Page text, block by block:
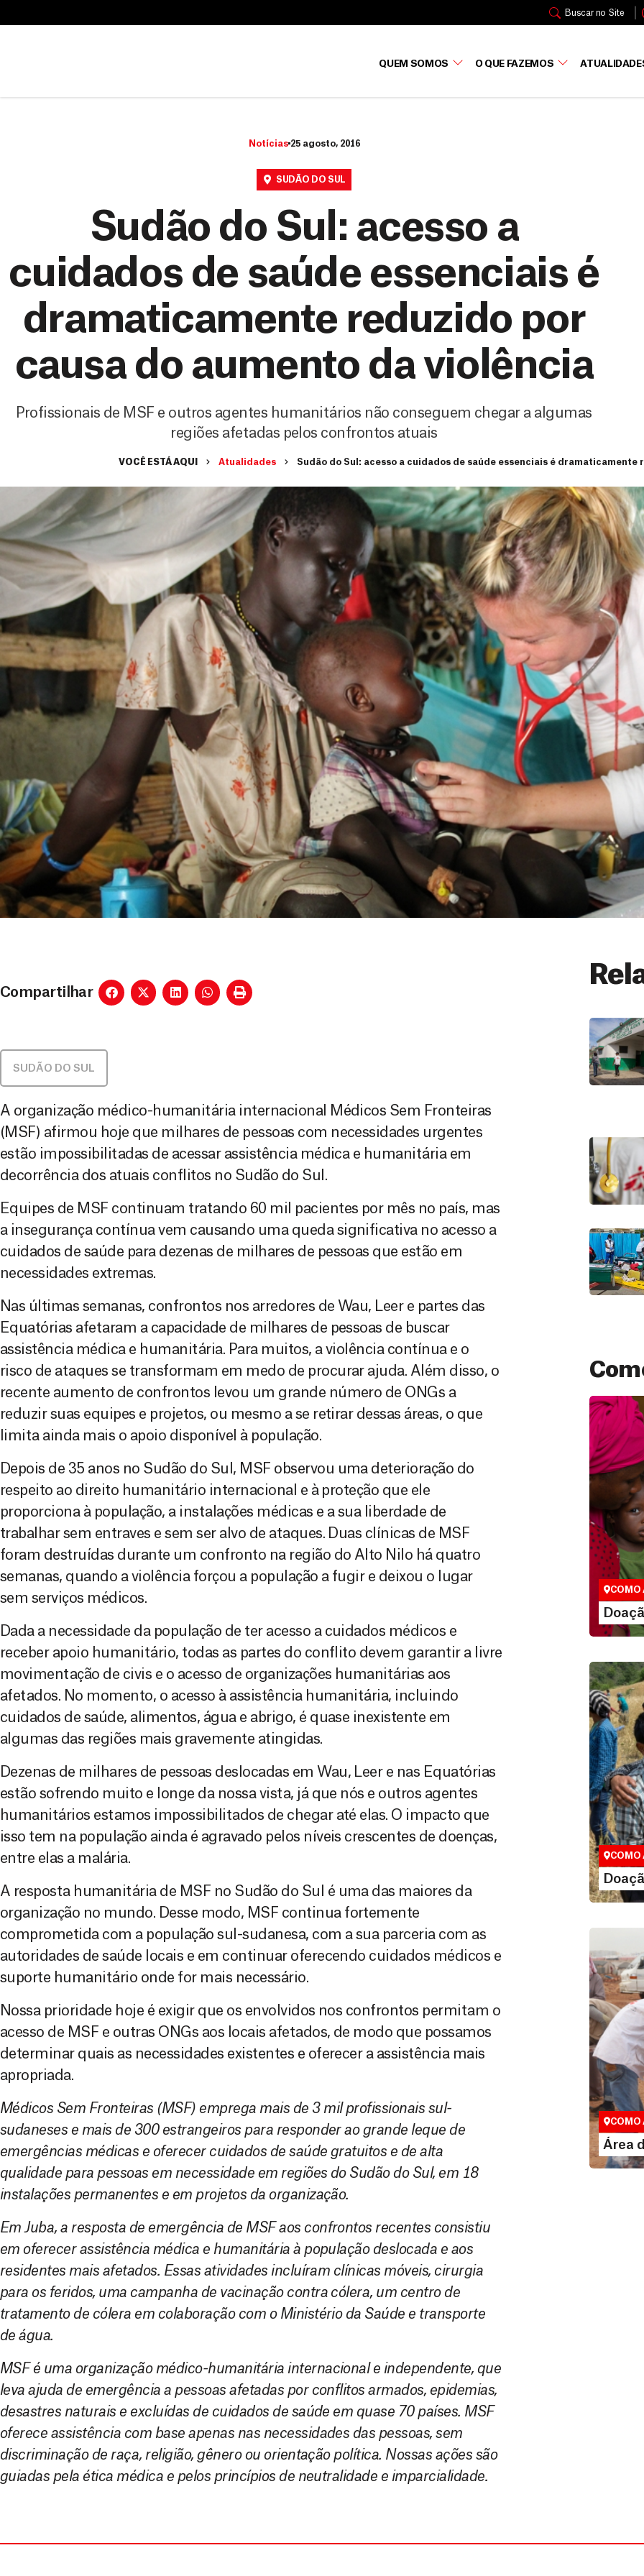
Buscar no Site
QUEM SOMOS O QUE FAZEMOS
c
Notícias 25 agosto, 2016
SUDÃO DO SUL
Sudão do Sul: acesso a
cuidados de saúde essenciais é
dramaticamente reduzido por
causa do aumento da violência
Profissionais de MSF e outros agentes humanitários não conseguem chegar a algumas
regiões afetadas pelos confrontos atuais
VOCÊ ESTÁ AQUI Atualidades Sudão do Sul: acesso a cuidados de saúde essenciais é
Compartilhar
SUDÃO DO SUL
A organização médico-humanitária internacional Médicos Sem Fronteiras
(MSF) afirmou hoje que milhares de pessoas com necessidades urgentes
estão impossibilitadas de acessar assistência médica e humanitária em
decorrência dos atuais conflitos no Sudão do Sul.
Equipes de MSF continuam tratando 60 mil pacientes por mês no país, mas
a insegurança contínua vem causando uma queda significativa no acesso a
cuidados de saúde para dezenas de milhares de pessoas que estão em
necessidades extremas.
Nas últimas semanas, confrontos nos arredores de Wau, Leer e partes das
Equatórias afetaram a capacidade de milhares de pessoas de buscar
assistência médica e humanitária. Para muitos, a violência contínua e o
risco de ataques se transformam em medo de procurar ajuda. Além disso, o
recente aumento de confrontos levou um grande número de ONGs a
reduzir suas equipes e projetos, ou mesmo a se retirar dessas áreas, o que
limita ainda mais o apoio disponível à população.
Depois de 35 anos no Sudão do Sul, MSF observou uma deterioração do
respeito ao direito humanitário internacional e à proteção que ele
proporciona à população, a instalações médicas e a sua liberdade de
trabalhar sem entraves e sem ser alvo de ataques. Duas clínicas de MSF
foram destruídas durante um confronto na região do Alto Nilo há quatro
semanas, quando a violência forçou a população a fugir e deixou o lugar
sem serviços médicos.
Dada a necessidade da população de ter acesso a cuidados médicos e
receber apoio humanitário, todas as partes do conflito devem garantir a livre
movimentação de civis e o acesso de organizações humanitárias aos
afetados. No momento, o acesso à assistência humanitária, incluindo
cuidados de saúde, alimentos, água e abrigo, é quase inexistente em
algumas das regiões mais gravemente atingidas.
Dezenas de milhares de pessoas deslocadas em Wau, Leer e nas Equatórias
estão sofrendo muito e longe da nossa vista, já que nós e outros agentes
humanitários estamos impossibilitados de chegar até elas. O impacto que
isso tem na população ainda é agravado pelos níveis crescentes de doenças,
entre elas a malária.
A resposta humanitária de MSF no Sudão do Sul é uma das maiores da
organização no mundo. Desse modo, MSF continua fortemente
comprometida com a população sul-sudanesa, com a sua parceria com as
autoridades de saúde locais e em continuar oferecendo cuidados médicos e
suporte humanitário onde for mais necessário.
Nossa prioridade hoje é exigir que os envolvidos nos confrontos permitam o
acesso de MSF e outras ONGs aos locais afetados, de modo que possamos
determinar quais as necessidades existentes e oferecer a assistência mais
apropriada.
Médicos Sem Fronteiras (MSF) emprega mais de 3 mil profissionais sul-
sudaneses e mais de 300 estrangeiros para responder ao grande leque de
emergências médicas e oferecer cuidados de saúde gratuitos e de alta
qualidade para pessoas em necessidade em regiões do Sudão do Sul, em 18
instalações permanentes e em projetos da organização.
Em Juba, a resposta de emergência de MSF aos confrontos recentes consistiu
em oferecer assistência médica e humanitária à população deslocada e aos
residentes mais afetados. Essas atividades incluíram clínicas móveis, cirurgia
para os feridos, uma campanha de vacinação contra cólera, um centro de
tratamento de cólera em colaboração com o Ministério da Saúde e transporte
de água.
MSF é uma organização médico-humanitária internacional e independente, que
leva ajuda de emergência a pessoas afetadas por conflitos armados, epidemias,
desastres naturais e excluídas de cuidados de saúde em quase 70 países. MSF
oferece assistência com base apenas nas necessidades das pessoas, sem
discriminação de raça, religião, gênero ou orientação política. Nossas ações são
guiadas pela ética médica e pelos princípios de neutralidade e imparcialidade.
Doação
São as
que nos
vidas em
COMO
Você
maneiras,
valor que
COMO
Área
Espaço
COMO
Área
a